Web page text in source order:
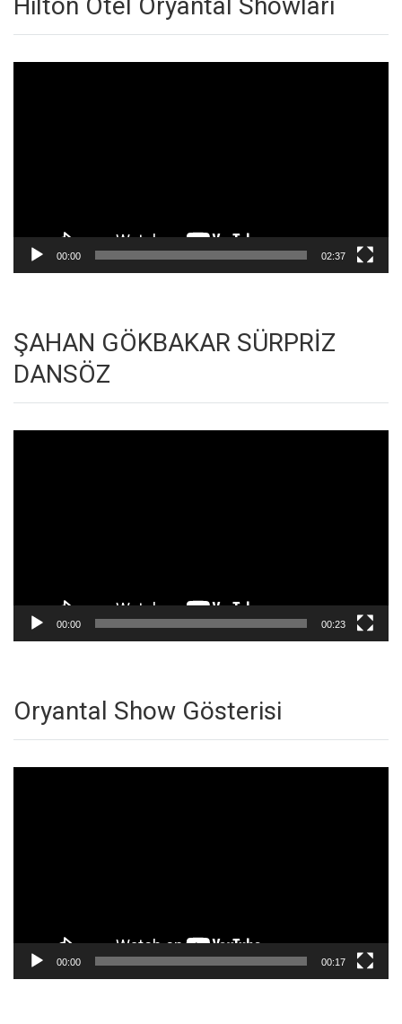
Hilton Otel Oryantal Showları
00:00 02:37
ŞAHAN GÖKBAKAR SÜRPRİZ
DANSÖZ
00:00 00:23
Oryantal Show Gösterisi
00:00 00:17